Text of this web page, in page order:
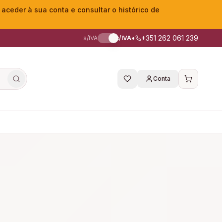
à sua conta e consultar o histórico de
s/IVA c/IVA• +351 262 061 239
Conta